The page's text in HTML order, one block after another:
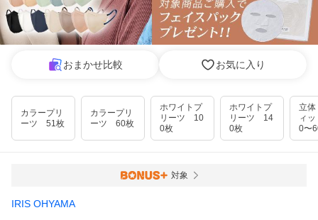
おまかせ比較 お気に入り
カラープリ
ーツ 51枚
カラープリ
ーツ 60枚
ホワイトプ
リーツ 10
0枚
ホワイトプ
リーツ 14
0枚
立体
ィ
0〜
対象
IRIS OHYAMA